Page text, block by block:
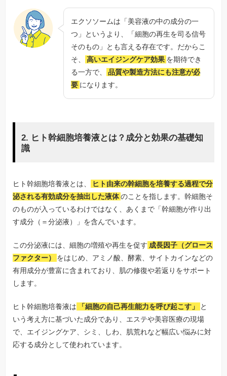
エクソソームは「美容液の中の成分の一
つ」というより、「細胞の再生を司る信号
そのもの」とも言える存在です。だからこ
そ、
高いエイジングケア効果 を期待でき
る一方で、
品質や製造方法にも注意が必
要 になります。
2. ヒト幹細胞培養液とは？成分と効果の基礎知
識
ヒト幹細胞培養液とは、
ヒト由来の幹細胞を培養する過程で分
泌される有効成分を抽出した液体のことを指します。幹細胞そ
のものが入っているわけではなく、あくまで「幹細胞が作り出
す成分（＝分泌液）」を含んでいます。
この分泌液には、細胞の増殖や再生を促す 成長因子（グロース
ファクター）
をはじめ、アミノ酸、酵素、サイトカインなどの
有用成分が豊富に含まれており、肌の修復や若返りをサポート
します。
ヒト幹細胞培養液は 「細胞の自己再生能力を呼び起こす」
と
いう考え方に基づいた成分であり、エステや美容医療の現場
で、エイジングケア、シミ、しわ、肌荒れなど幅広い悩みに対
応する成分として使われています。